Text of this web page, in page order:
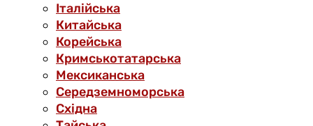
Італійська
Китайська
Корейська
Кримськотатарська
Мексиканська
Середземноморська
Східна